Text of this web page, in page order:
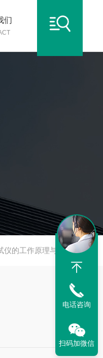
们
仪的工作原理与应用
电话咨询
扫码加微信